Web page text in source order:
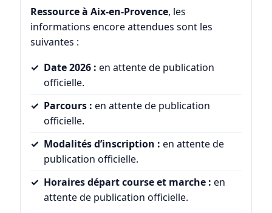
Ressource à Aix-en-Provence, les
informations encore attendues sont les
suivantes :
Date 2026 : en attente de publication
officielle.
Parcours : en attente de publication
officielle.
Modalités d’inscription : en attente de
publication officielle.
Horaires départ course et marche : en
attente de publication officielle.